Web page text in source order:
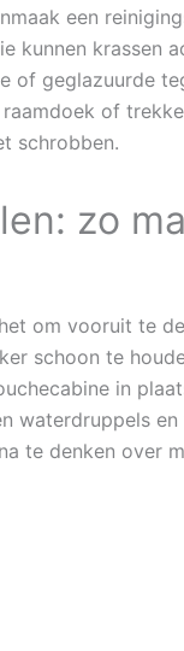
een
kunnen
geglazuurde
of
schrobben.
zo
om vooruit te
schoon te
in
waterdruppels
te denken over